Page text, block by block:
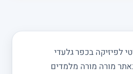
לפיזיקה בכפר גלעדי
מורה מורה מלמדים